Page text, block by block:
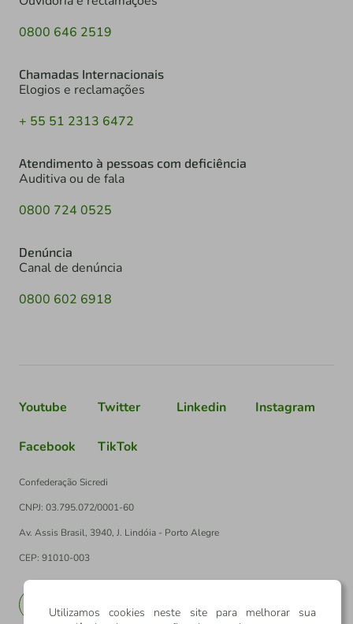
0800 646 2519
Chamadas Internacionais
Elogios e reclamações
+ 55 51 2313 6472
Atendimento à pessoas com deficiência
Auditiva ou de fala
0800 724 0525
Denúncia
Canal de denúncia
0800 602 6918
Youtube Twitter Linkedin Instagram
Facebook TikTok
Confederação Sicredi
CNPJ: 03.795.072/0001-60
Av. Assis Brasil, 3940, J. Lindóia - Porto Alegre
CEP: 91010-003
Utilizamos cookies neste site para melhorar sua